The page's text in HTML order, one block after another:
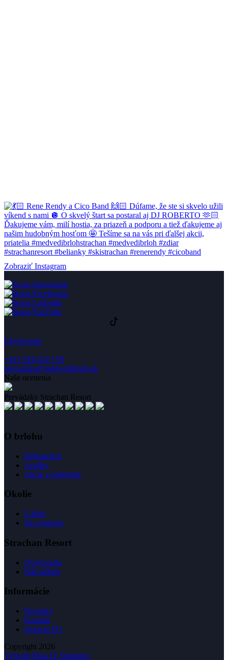
Zobraziť Instagram
Ubytovanie
+421 918 632 158
prevadzka@medvedibrloh.sk
Naše ocenenia
Prevádzky Strachan Resort
O brlohu
Reštaurácia
Svadby
Akcie a podujatia
Okolie
E-bike
Ski centrum
Strachan Resort
Ubytovanie
Náš príbeh
Informácie
Novinky
Kontakt
Dotácia EU
Copyright 2026
Vytvoril Elias IT Solutions